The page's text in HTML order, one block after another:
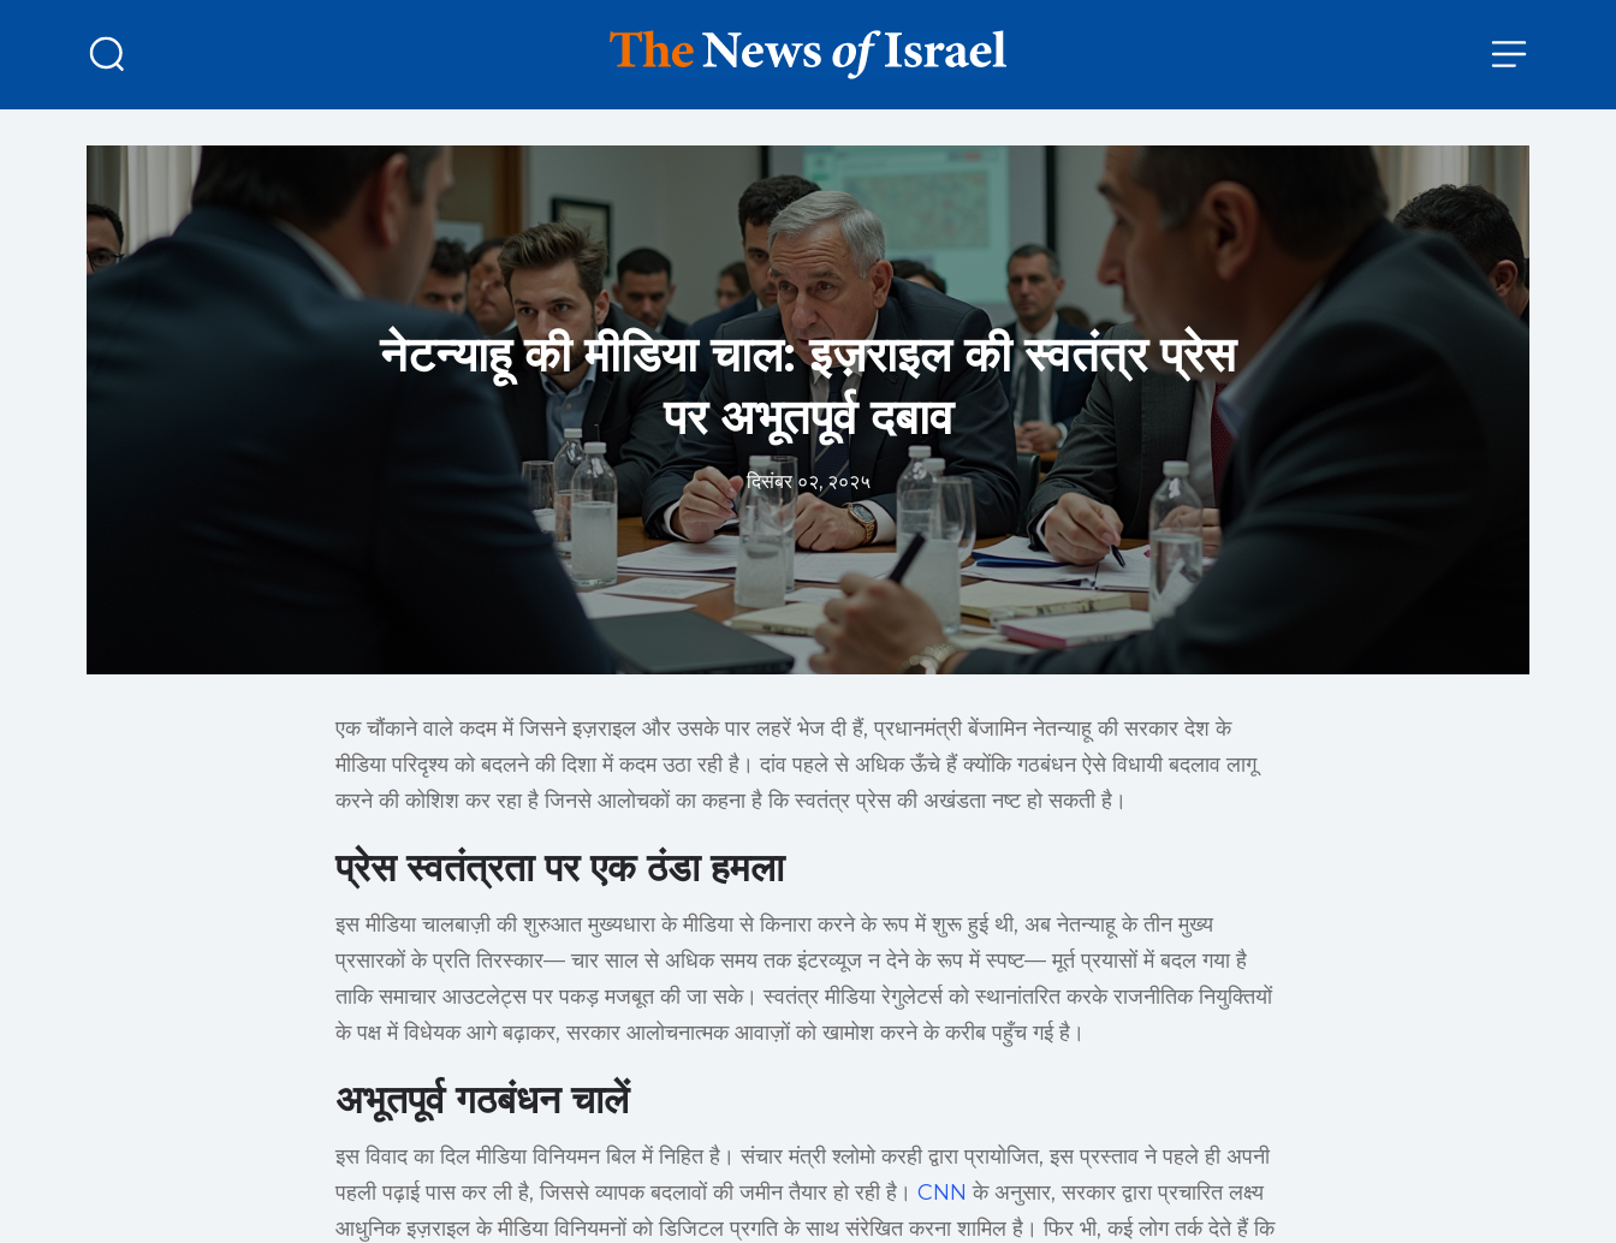
नेटन्याहू की मीडिया चाल: इज़राइल की स्वतंत्र प्रेस
पर अभूतपूर्व दबाव
दिसंबर ०२, २०२५
एक चौंकाने वाले कदम में जिसने इज़राइल और उसके पार लहरें भेज दी हैं, प्रधानमंत्री बेंजामिन नेतन्याहू की सरकार देश के
मीडिया परिदृश्य को बदलने की दिशा में कदम उठा रही है। दांव पहले से अधिक ऊँचे हैं क्योंकि गठबंधन ऐसे विधायी बदलाव लागू
करने की कोशिश कर रहा है जिनसे आलोचकों का कहना है कि स्वतंत्र प्रेस की अखंडता नष्ट हो सकती है।
प्रेस स्वतंत्रता पर एक ठंडा हमला
इस मीडिया चालबाज़ी की शुरुआत मुख्यधारा के मीडिया से किनारा करने के रूप में शुरू हुई थी, अब नेतन्याहू के तीन मुख्य
प्रसारकों के प्रति तिरस्कार— चार साल से अधिक समय तक इंटरव्यूज न देने के रूप में स्पष्ट— मूर्त प्रयासों में बदल गया है
ताकि समाचार आउटलेट्स पर पकड़ मजबूत की जा सके। स्वतंत्र मीडिया रेगुलेटर्स को स्थानांतरित करके राजनीतिक नियुक्तियों
के पक्ष में विधेयक आगे बढ़ाकर, सरकार आलोचनात्मक आवाज़ों को खामोश करने के करीब पहुँच गई है।
अभूतपूर्व गठबंधन चालें
इस विवाद का दिल मीडिया विनियमन बिल में निहित है। संचार मंत्री श्लोमो करही द्वारा प्रायोजित, इस प्रस्ताव ने पहले ही अपनी
पहली पढ़ाई पास कर ली है, जिससे व्यापक बदलावों की जमीन तैयार हो रही है। CNN के अनुसार, सरकार द्वारा प्रचारित लक्ष्य
आधुनिक इज़राइल के मीडिया विनियमनों को डिजिटल प्रगति के साथ संरेखित करना शामिल है। फिर भी, कई लोग तर्क देते हैं कि